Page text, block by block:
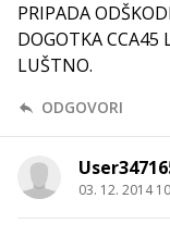
PRIPADA
DOGOTKA CCA45
LUŠTNO.
ODGOVORI
03. 12. 2014